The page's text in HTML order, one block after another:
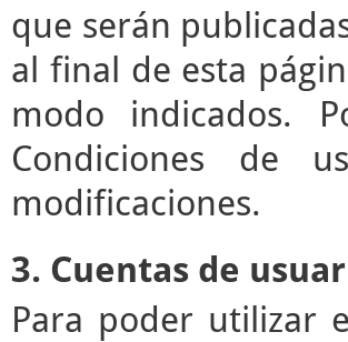
que serán
al final de esta
modo indicados.
Condiciones de
modificaciones.
3. Cuentas de
Para poder utilizar